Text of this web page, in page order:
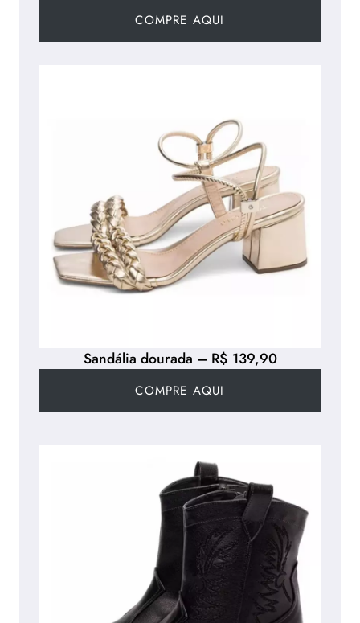
COMPRE AQUI
Sandália dourada – R$ 139,90
COMPRE AQUI